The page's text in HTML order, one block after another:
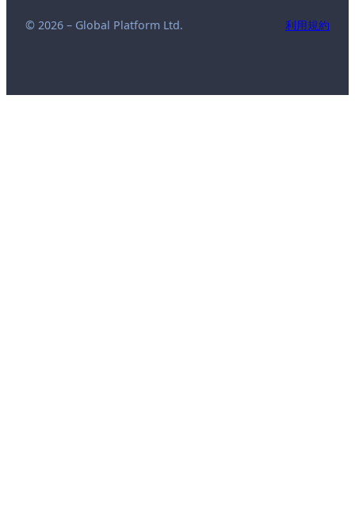
© 2026 – Global Platform Ltd. 利用規約